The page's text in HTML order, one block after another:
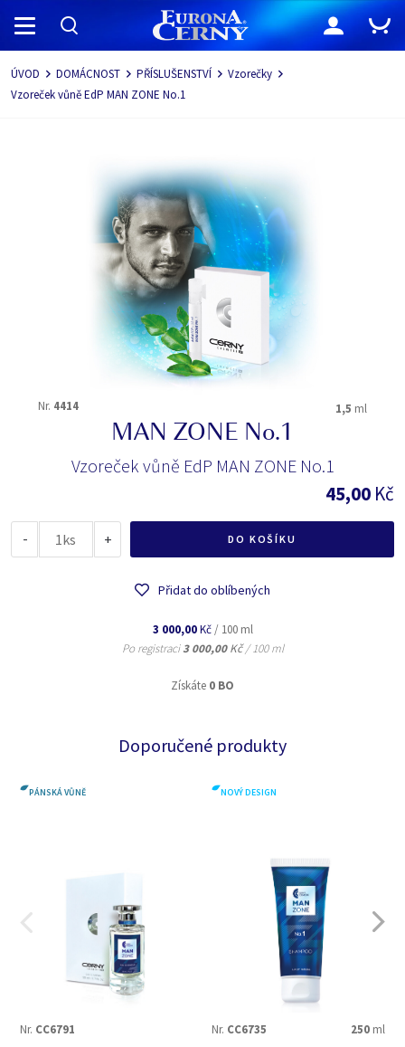
Navigace
ÚVOD DOMÁCNOST PŘÍSLUŠENSTVÍ
Vzorečky
Vzoreček vůně EdP MAN ZONE No.1
Nr. 4414 1,5 ml
MAN ZONE No.1
Vzoreček vůně EdP MAN ZONE No.1
45,00 Kč
- ks + DO KOŠÍKU
Přidat do oblíbených
3 000,00Kč / 100 ml
Po registraci3 000,00Kč / 100 ml
Získáte 0 BO
Doporučené produkty
PÁNSKÁ VŮNĚ
Nr. CC6791
NOVÝ DESIGN
Nr. CC6735 250 ml